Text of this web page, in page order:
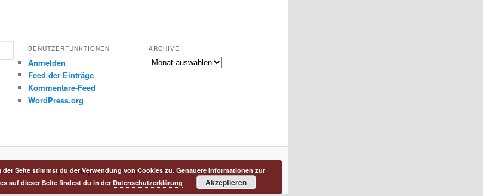
BENUTZERFUNKTIONEN
Anmelden
Feed der Einträge
Kommentare-Feed
WordPress.org
ARCHIVE
Archive
Stolz präsentiert von WordPress
Seite stimmst du der Verwendung von Cookies zu. Genauere Informationen zur
auf dieser Seite findest du in der Datenschutzerklärung Akzeptieren